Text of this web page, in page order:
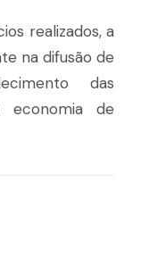
realizados, a
na difusão de
das
economia de